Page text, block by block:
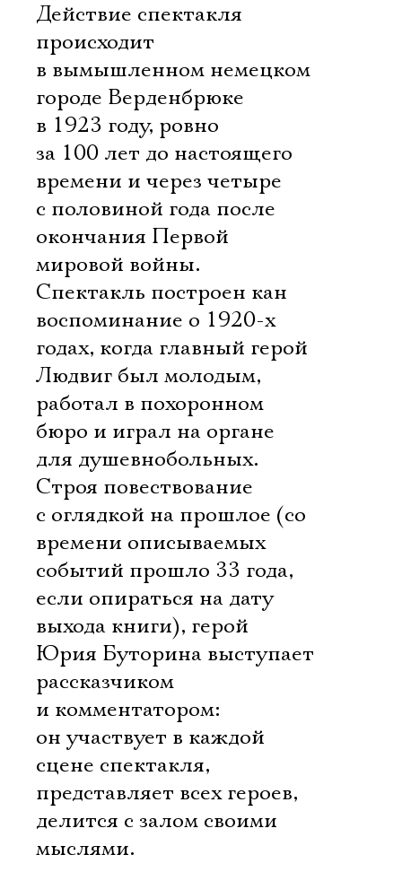
Действие спектакля
происходит
в вымышленном немецком
городе Верденбрюке
в 1923 году, ровно
за 100 лет до настоящего
времени и через четыре
с половиной года после
окончания Первой
мировой войны.
Спектакль построен кан
воспоминание о 1920-х
годах, когда главный герой
Людвиг был молодым,
работал в похоронном
бюро и играл на органе
для душевнобольных.
Строя повествование
с оглядкой на прошлое (со
времени описываемых
событий прошло 33 года,
если опираться на дату
выхода книги), герой
Юрия Буторина выступает
рассказчиком
и комментатором:
он участвует в каждой
сцене спектакля,
представляет всех героев,
делится с залом своими
мыслями.